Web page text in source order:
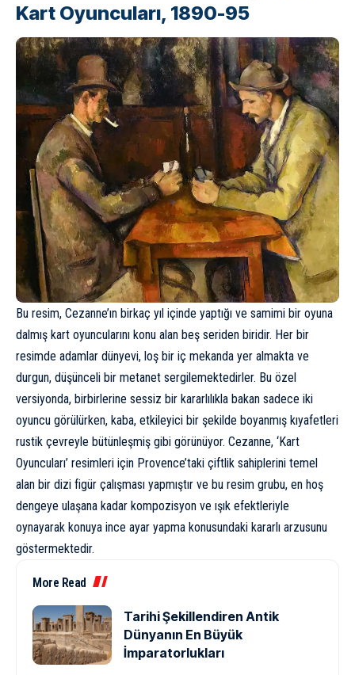
Kart Oyuncuları, 1890-95
Bu resim, Cezanne’ın birkaç yıl içinde yaptığı ve samimi bir oyuna
dalmış kart oyuncularını konu alan beş seriden biridir. Her bir
resimde adamlar dünyevi, loş bir iç mekanda yer almakta ve
durgun, düşünceli bir metanet sergilemektedirler. Bu özel
versiyonda, birbirlerine sessiz bir kararlılıkla bakan sadece iki
oyuncu görülürken, kaba, etkileyici bir şekilde boyanmış kıyafetleri
rustik çevreyle bütünleşmiş gibi görünüyor. Cezanne, ‘Kart
Oyuncuları’ resimleri için Provence’taki çiftlik sahiplerini temel
alan bir dizi figür çalışması yapmıştır ve bu resim grubu, en hoş
dengeye ulaşana kadar kompozisyon ve ışık efektleriyle
oynayarak konuya ince ayar yapma konusundaki kararlı arzusunu
göstermektedir.
More Read
Tarihi Şekillendiren Antik
Dünyanın En Büyük
İmparatorlukları